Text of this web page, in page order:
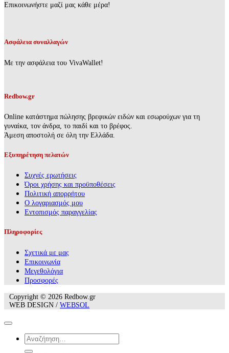
Επικοινωνήστε μαζί μας κάθε μέρα!
Ασφάλεια συναλλαγών
Με την ασφάλεια του VivaWallet!
Redbow.gr
Online κατάστημα πώλησης βρεφικών ειδών και εσωρούχων για τη
γυναίκα, τον άνδρα, το παιδί και το βρέφος.
Άμεση αποστολή σε όλη την Ελλάδα.
Εξυπηρέτηση πελατών
Συχνές ερωτήσεις
Όροι χρήσης και προϋποθέσεις
Πολιτική απορρήτου
Ο λογαριασμός μου
Εντοπισμός παραγγελίας
Πληροφορίες
Σχετικά με μας
Επικοινωνία
Mεγεθολόγια
Προσφορές
Copyright © 2026 Redbow.gr
WEB DESIGN / WEBSOL
Αναζήτηση
για: